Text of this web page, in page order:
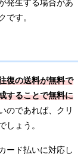
発生する場合があ
です。
復の送料が無料で
することで無料に
のであれば、クリ
しょう。
ード払いに対応し